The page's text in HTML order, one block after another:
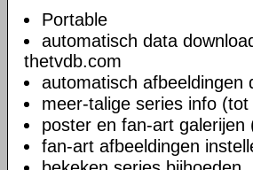
Portable
automatisch data
thetvdb.com
automatisch afbeeldingen
meer-talige series info
poster en fan-art galerijen
fan-art afbeeldingen